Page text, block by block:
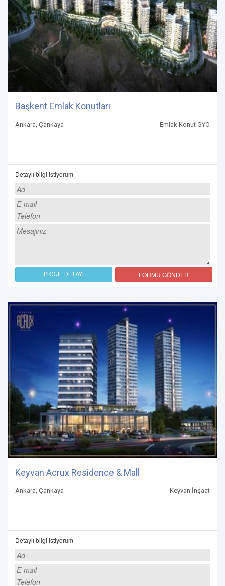
Başkent Emlak Konutları
Ankara, Çankaya Emlak Konut GYO
Detaylı bilgi istiyorum
PROJE DETAYI FORMU GÖNDER
Keyvan Acrux Residence & Mall
Ankara, Çankaya Keyvan İnşaat
Detaylı bilgi istiyorum